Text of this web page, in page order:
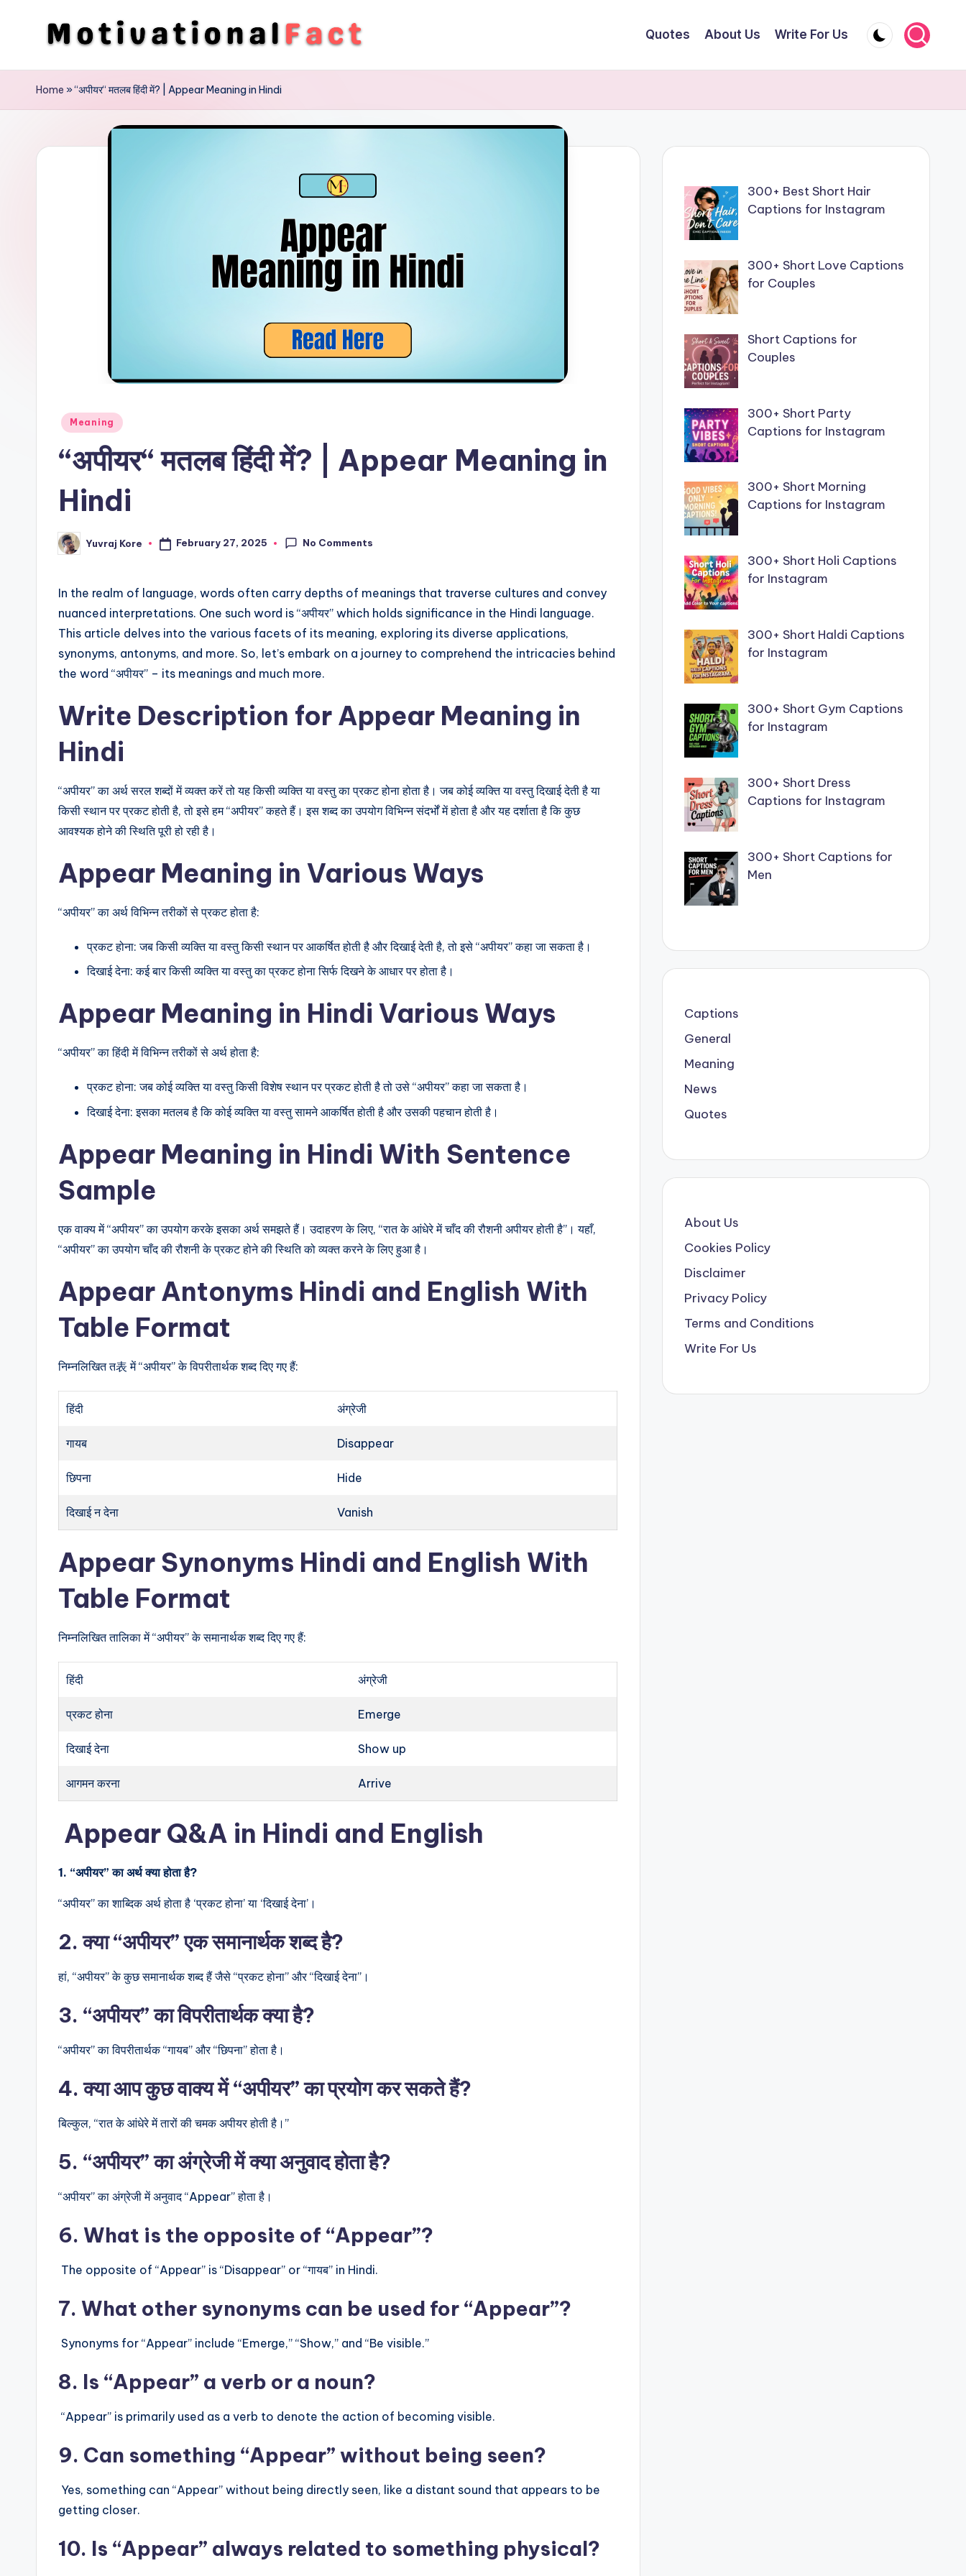
M
o
v
To
Quotes About Us Write For Us
Home »“अपीयर“ मतलब हिंदी में? | Appear Meaning in Hindi
Posted
Meaning
“अपीयर“ मतलब हिंदी में? | Appear Meaning in
Hindi
Posted
by
Yuvraj Kore February 27, 2025 No Comments
In the realm of language, words often carry depths of meanings that traverse cultures and convey
nuanced interpretations. One such word is “अपीयर” which holds significance in the Hindi language.
This article delves into the various facets of its meaning, exploring its diverse applications,
synonyms, antonyms, and more. So, let’s embark on a journey to comprehend the intricacies behind
the word “अपीयर” – its meanings and much more.
Write Description for Appear Meaning in
Hindi
“अपीयर” का अर्थ सरल शब्दों में व्यक्त करें तो यह किसी व्यक्ति या वस्तु का प्रकट होना होता है। जब कोई व्यक्ति या वस्तु दिखाई देती है या
किसी स्थान पर प्रकट होती है, तो इसे हम “अपीयर” कहते हैं। इस शब्द का उपयोग विभिन्न संदर्भों में होता है और यह दर्शाता है कि कुछ
आवश्यक होने की स्थिति पूरी हो रही है।
Appear Meaning in Various Ways
“अपीयर” का अर्थ विभिन्न तरीकों से प्रकट होता है:
प्रकट होना: जब किसी व्यक्ति या वस्तु किसी स्थान पर आकर्षित होती है और दिखाई देती है, तो इसे “अपीयर” कहा जा सकता है।
दिखाई देना: कई बार किसी व्यक्ति या वस्तु का प्रकट होना सिर्फ दिखने के आधार पर होता है।
Appear Meaning in Hindi Various Ways
“अपीयर” का हिंदी में विभिन्न तरीकों से अर्थ होता है:
प्रकट होना: जब कोई व्यक्ति या वस्तु किसी विशेष स्थान पर प्रकट होती है तो उसे “अपीयर” कहा जा सकता है।
दिखाई देना: इसका मतलब है कि कोई व्यक्ति या वस्तु सामने आकर्षित होती है और उसकी पहचान होती है।
Appear Meaning in Hindi With Sentence
Sample
एक वाक्य में “अपीयर” का उपयोग करके इसका अर्थ समझते हैं। उदाहरण के लिए, “रात के आंधेरे में चाँद की रौशनी अपीयर होती है”। यहाँ,
“अपीयर” का उपयोग चाँद की रौशनी के प्रकट होने की स्थिति को व्यक्त करने के लिए हुआ है।
Appear Antonyms Hindi and English With
Table Format
निम्नलिखित त表 में “अपीयर” के विपरीतार्थक शब्द दिए गए हैं:
हिंदी अंग्रेजी
गायब Disappear
छिपना Hide
दिखाई न देना Vanish
Appear Synonyms Hindi and English With
Table Format
निम्नलिखित तालिका में “अपीयर” के समानार्थक शब्द दिए गए हैं:
हिंदी अंग्रेजी
प्रकट होना Emerge
दिखाई देना Show up
आगमन करना Arrive
Appear Q&A in Hindi and English
1. “अपीयर” का अर्थ क्या होता है?
“अपीयर” का शाब्दिक अर्थ होता है ‘प्रकट होना’ या ‘दिखाई देना’।
2. क्या “अपीयर” एक समानार्थक शब्द है?
हां, “अपीयर” के कुछ समानार्थक शब्द हैं जैसे “प्रकट होना” और “दिखाई देना”।
3. “अपीयर” का विपरीतार्थक क्या है?
“अपीयर” का विपरीतार्थक “गायब” और “छिपना” होता है।
4. क्या आप कुछ वाक्य में “अपीयर” का प्रयोग कर सकते हैं?
बिल्कुल, “रात के आंधेरे में तारों की चमक अपीयर होती है।”
5. “अपीयर” का अंग्रेजी में क्या अनुवाद होता है?
“अपीयर” का अंग्रेजी में अनुवाद “Appear” होता है।
6. What is the opposite of “Appear”?
The opposite of “Appear” is “Disappear” or “गायब” in Hindi.
7. What other synonyms can be used for “Appear”?
Synonyms for “Appear” include “Emerge,” “Show,” and “Be visible.”
8. Is “Appear” a verb or a noun?
“Appear” is primarily used as a verb to denote the action of becoming visible.
9. Can something “Appear” without being seen?
Yes, something can “Appear” without being directly seen, like a distant sound that appears to be
getting closer.
10. Is “Appear” always related to something physical?
300+ Best Short Hair
Captions for Instagram
300+ Short Love Captions
for Couples
Short Captions for
Couples
300+ Short Party
Captions for Instagram
300+ Short Morning
Captions for Instagram
300+ Short Holi Captions
for Instagram
300+ Short Haldi Captions
for Instagram
300+ Short Gym Captions
for Instagram
300+ Short Dress
Captions for Instagram
300+ Short Captions for
Men
Captions
General
Meaning
News
Quotes
About Us
Cookies Policy
Disclaimer
Privacy Policy
Terms and Conditions
Write For Us